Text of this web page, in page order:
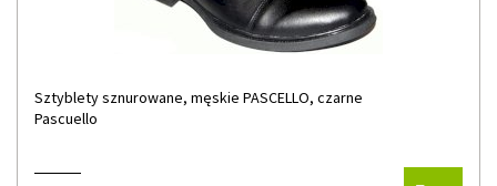
Sztyblety sznurowane, męskie PASCELLO, czarne
Pascuello